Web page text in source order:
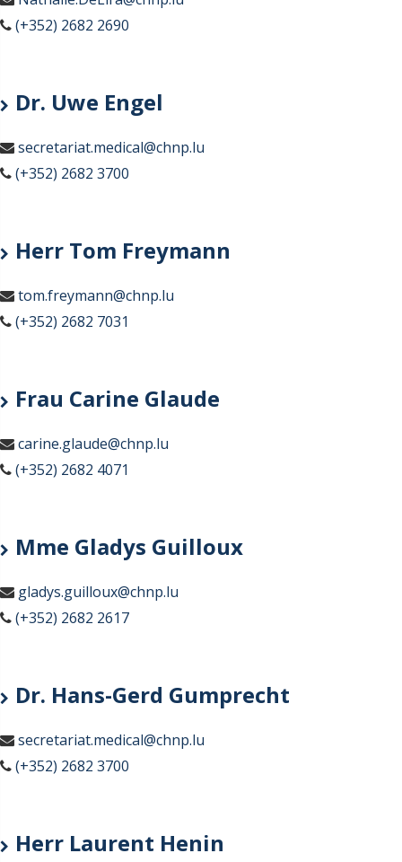
(+352) 2682 2690
Dr. Uwe Engel
secretariat.medical@chnp.lu
(+352) 2682 3700
Herr Tom Freymann
tom.freymann@chnp.lu
(+352) 2682 7031
Frau Carine Glaude
carine.glaude@chnp.lu
(+352) 2682 4071
Mme Gladys Guilloux
gladys.guilloux@chnp.lu
(+352) 2682 2617
Dr. Hans-Gerd Gumprecht
secretariat.medical@chnp.lu
(+352) 2682 3700
Herr Laurent Henin